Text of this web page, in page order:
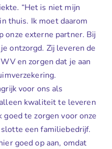
“Het is niet mijn
thuis. Ik moet daarom
onze externe partner. Bij
ontzorgd. Zij leveren de
en zorgen dat je aan
voor ons als
kwaliteit te leveren
goed te zorgen voor onze
een familiebedrijf.
goed op aan, omdat